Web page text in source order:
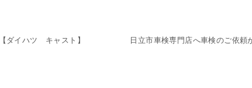
ダイハツ キャスト】 日立市車検専門店へ車検のご依